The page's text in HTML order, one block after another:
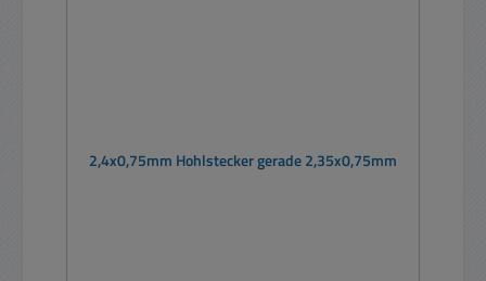
2,4x0,75mm Hohlstecker gerade 2,35x0,75mm